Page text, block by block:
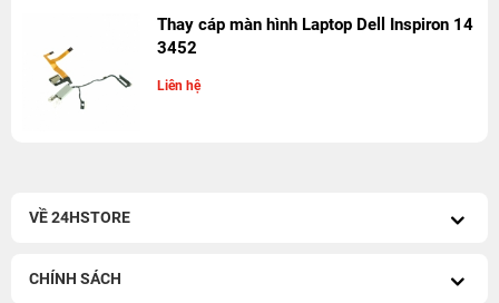
Thay cáp màn hình Laptop Dell Inspiron 14
3452
Liên hệ
VỀ 24HSTORE
CHÍNH SÁCH